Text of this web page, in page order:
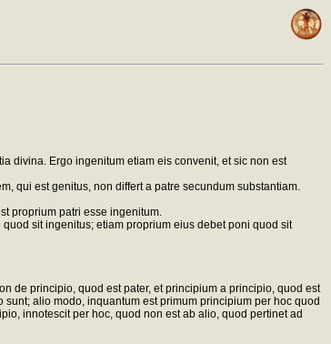
divina. Ergo ingenitum etiam eis convenit, et sic non est
qui est genitus, non differt a patre secundum substantiam.
proprium patri esse ingenitum.
sit ingenitus; etiam proprium eius debet poni quod sit
de principio, quod est pater, et principium a principio, quod est
alio modo, inquantum est primum principium per hoc quod
innotescit per hoc, quod non est ab alio, quod pertinet ad